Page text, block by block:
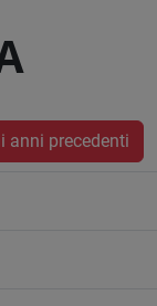
anni precedenti